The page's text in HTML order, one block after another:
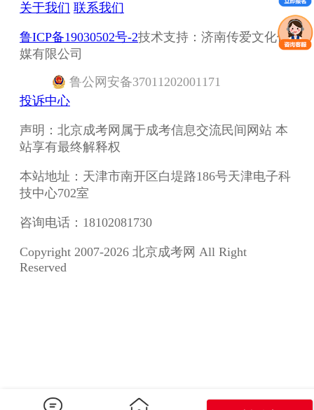
关于我们 联系我们
鲁ICP备19030502号-2技术支持：济南传爱文化传
媒有限公司
鲁公网安备37011202001171
投诉中心
声明：北京成考网属于成考信息交流民间网站 本
站享有最终解释权
本站地址：天津市南开区白堤路186号天津电子科
技中心702室
咨询电话：18102081730
Copyright 2007-2026 北京成考网 All Right
Reserved